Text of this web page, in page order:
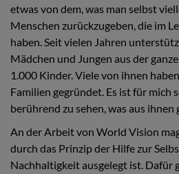
etwas von dem, was man selbst
Menschen zurückzugeben, die im
haben. Seit vielen Jahren
Mädchen und Jungen aus der
1.000 Kinder. Viele von ihnen
Familien gegründet. Es ist für mich
berührend zu sehen, was aus ihnen
An der Arbeit von World Vision
durch das Prinzip der Hilfe zur
Nachhaltigkeit ausgelegt ist. Dafür